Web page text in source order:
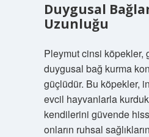
Duygusal
Uzunluğu
Pleymut cinsi köpekler,
duygusal bağ kurma
güçlüdür. Bu köpekler,
evcil hayvanlarla
kendilerini güvende
onların ruhsal